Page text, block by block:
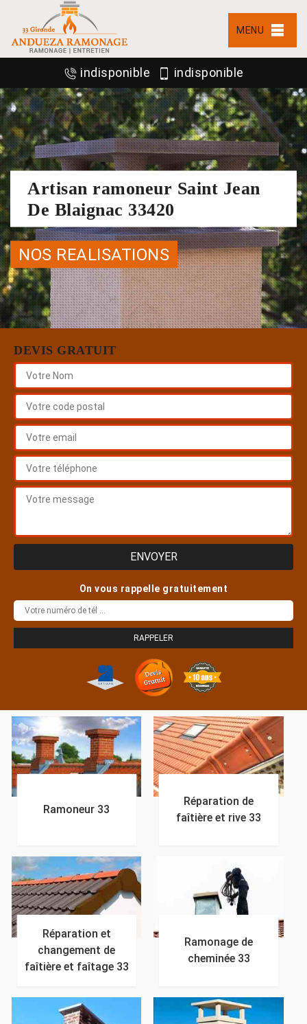
MENU
indisponible indisponible
Artisan ramoneur Saint Jean
De Blaignac 33420
NOS REALISATIONS
DEVIS GRATUIT
On vous rappelle gratuitement
Ramoneur 33
Réparation de
faîtière et rive 33
Réparation et
changement de
faîtière et faîtage 33
Ramonage de
cheminée 33